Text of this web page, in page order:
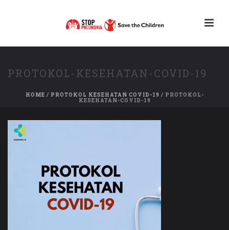
PROTOKOL-KESEHATAN-COVID-19
HOME / PROTOKOL KESEHATAN COVID-19 / PROTOKOL-
KESEHATAN-COVID-19